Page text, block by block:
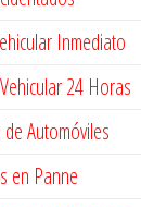
Inmediato
24 Horas
Automóviles
en Panne